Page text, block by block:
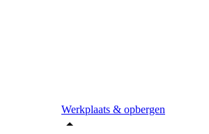
Werkplaats & opbergen